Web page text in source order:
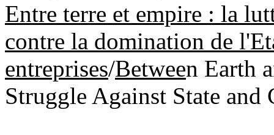
Entre terre et empire : la
contre la domination de
entreprises/Between Earth
Struggle Against State